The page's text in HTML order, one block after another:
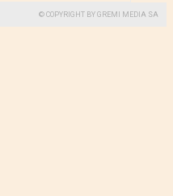
© COPYRIGHT BY GREMI MEDIA SA